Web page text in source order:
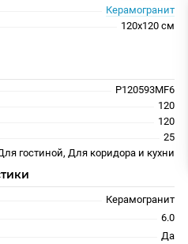
Керамогранит
120x120 см
P120593MF6
120
120
25
гостиной, Для коридора и кухни
Керамогранит
6.0
Да